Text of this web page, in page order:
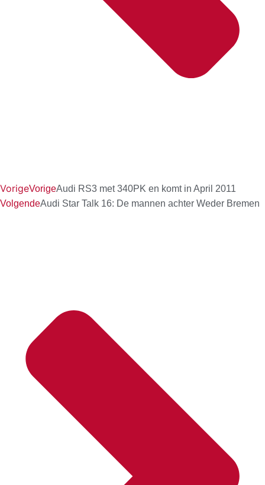
VorigeVorigeAudi RS3 met 340PK en komt in April 2011
VolgendeAudi Star Talk 16: De mannen achter Weder Bremen